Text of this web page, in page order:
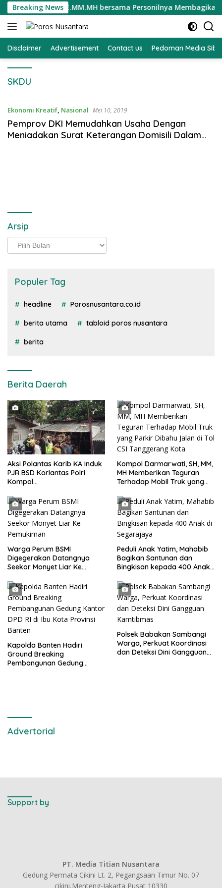
Langsung
ke
konten
Breaking News
Darmawati.SE.MM.MH bersama Personilnya Membagikan
Disclaimer Advertisement Contact us Pedoman Media
SKDU
Ekonomi Kreatif, Nasional Mei 10, 2019
Pemprov DKI Memudahkan Usaha Dengan
Meniadakan Surat Keterangan Domisili Dalam
Arsip
Arsip
Populer Tag
headline Porosnusantara.co.id
berita utama tabloid poros nusantara
berita
Berita Daerah
Aksi Polantas Karib KA Induk
PJR BSD Korlantas Polri
Kompol
bersama Personilnya
Membagikan Bendera Merah
Putih Berserta Tiangnya
Kompol Darmarwati, SH, MM,
MH Memberikan Teguran
Terhadap Mobil Truk yang
Tanggerang Kota
Warga Perum BSMI
Digegerakan Datangnya
Seekor Monyet Liar Ke
Peduli Anak Yatim, Mahabib
Bagikan Santunan dan
Bingkisan kepada 400 Anak
Kapolda Banten Hadiri
Ground Breaking
Pembangunan Gedung
Polsek Babakan Sambangi
Warga, Perkuat Koordinasi
dan Deteksi Dini Gangguan
Advertorial
Support by
PT. Media Titian Nusantara
Gedung Permata Cikini Lt. 2, Pegangsaan Timur No. 07
cikini,Menteng-Jakarta Pusat 10330